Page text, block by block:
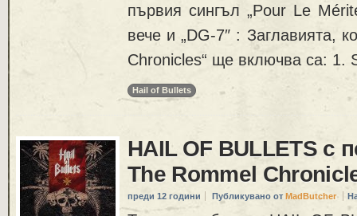
първия сингъл „Pour Le
вече и „DG-7″ : Заглавията,
Chronicles“ ще включва са: 1.
Hail of Bullets
HAIL OF BULLETS с
The Rommel
преди 12 години Публикувано от MadButcher